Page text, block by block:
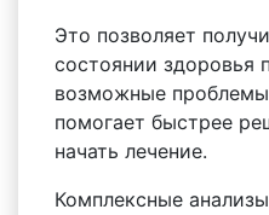
Это позволяет
состоянии здоровья
возможные
помогает быстрее
начать лечение.
Комплексные